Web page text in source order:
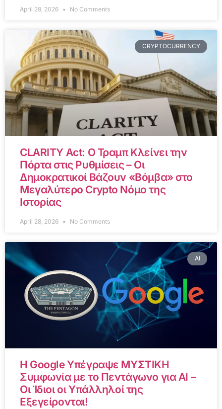
April 29, 2026 No Comments
CRYPTOCURRENCY
CLARITY Act: Ο Τραμπ Κλείνει την
Πόρτα στις Ρυθμίσεις – Οι
Δημοκρατικοί Βάζουν «Βόμβα» στο
Μεγαλύτερο Crypto Νόμο της
Ιστορίας
April 28, 2026 No Comments
AI
Η Google Υπέγραψε ΜΥΣΤΙΚΗ
Συμφωνία με το Πεντάγωνο για AI –
Οι Ίδιοι οι Υπάλληλοί της
Εξεγείρονται!